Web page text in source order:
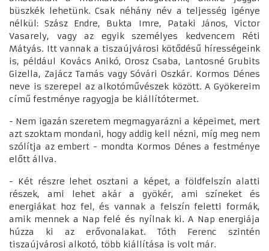
büszkék lehetünk. Csak néhány név a teljesség igénye
nélkül: Szász Endre, Bukta Imre, Pataki János, Victor
Vasarely, vagy az egyik személyes kedvencem Réti
Mátyás. Itt vannak a tiszaújvárosi kötődésű hírességeink
is, például Kovács Anikó, Orosz Csaba, Lantosné Grubits
Gizella, Zajácz Tamás vagy Sóvári Oszkár. Kormos Dénes
neve is szerepel az alkotóművészek között. A Gyökereim
című festménye ragyogja be kiállítótermet.
- Nem igazán szeretem megmagyarázni a képeimet, mert
azt szoktam mondani, hogy addig kell nézni, míg meg nem
szólítja az embert - mondta Kormos Dénes a festménye
előtt állva.
- Két részre lehet osztani a képet, a földfelszín alatti
részek, ami lehet akár a gyökér, ami színeket és
energiákat hoz fel, és vannak a felszín feletti formák,
amik mennek a Nap felé és nyílnak ki. A Nap energiája
húzza ki az erővonalakat. Tóth Ferenc szintén
tiszaújvárosi alkotó, több kiállítása is volt már.